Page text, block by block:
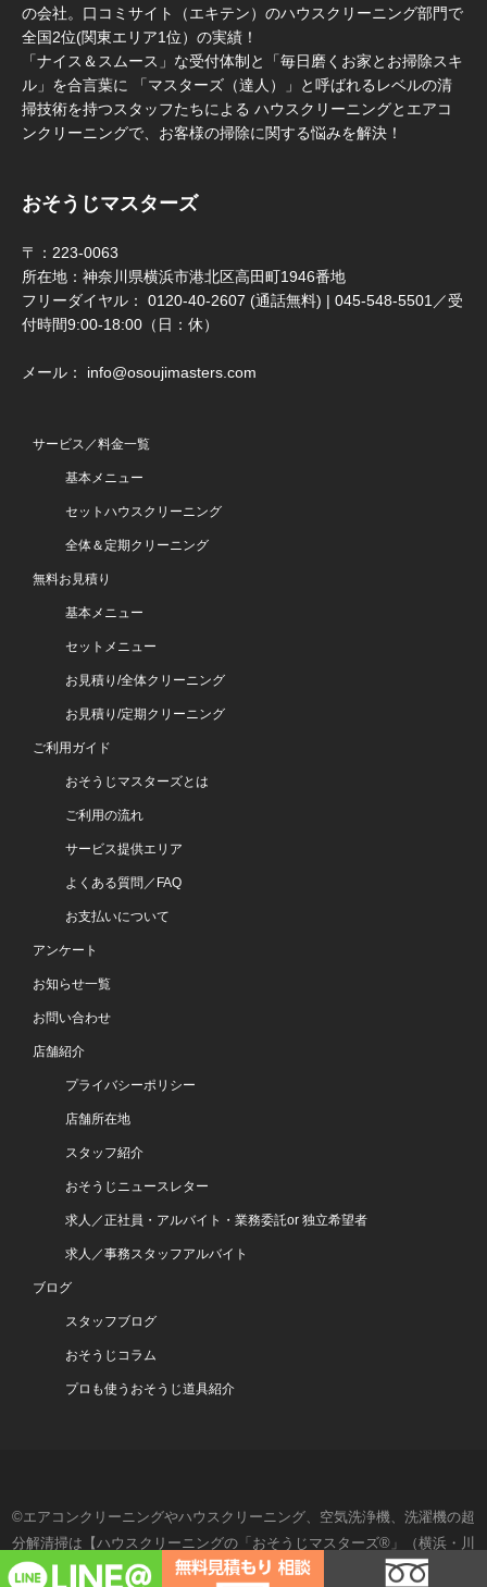
の会社。口コミサイト（エキテン）のハウスクリーニング部門で
全国2位(関東エリア1位）の実績！
「ナイス＆スムース」な受付体制と「毎日磨くお家とお掃除スキ
ル」を合言葉に 「マスターズ（達人）」と呼ばれるレベルの清
掃技術を持つスタッフたちによる ハウスクリーニングとエアコ
ンクリーニングで、お客様の掃除に関する悩みを解決！
おそうじマスターズ
〒：223-0063
所在地：神奈川県横浜市港北区高田町1946番地
フリーダイヤル： 0120-40-2607 (通話無料) | 045-548-5501／受
付時間9:00-18:00（日：休）
メール： info@osoujimasters.com
サービス／料金一覧
基本メニュー
セットハウスクリーニング
全体＆定期クリーニング
無料お見積り
基本メニュー
セットメニュー
お見積り/全体クリーニング
お見積り/定期クリーニング
ご利用ガイド
おそうじマスターズとは
ご利用の流れ
サービス提供エリア
よくある質問／FAQ
お支払いについて
アンケート
お知らせ一覧
お問い合わせ
店舗紹介
プライバシーポリシー
店舗所在地
スタッフ紹介
おそうじニュースレター
求人／正社員・アルバイト・業務委託or 独立希望者
求人／事務スタッフアルバイト
ブログ
スタッフブログ
おそうじコラム
プロも使うおそうじ道具紹介
©エアコンクリーニングやハウスクリーニング、空気洗浄機、洗濯機の超
分解清掃は【ハウスクリーニングの「おそうじマスターズ®」（横浜・川
崎・湘南・東京）】- All Rights Reserved